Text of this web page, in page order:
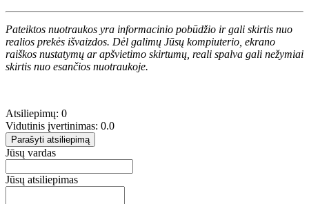
Pateiktos nuotraukos yra informacinio pobūdžio ir gali skirtis nuo
realios prekės išvaizdos. Dėl galimų Jūsų kompiuterio, ekrano
raiškos nustatymų ar apšvietimo skirtumų, reali spalva gali nežymiai
skirtis nuo esančios nuotraukoje.
Atsiliepimų: 0
Vidutinis įvertinimas: 0.0
Parašyti atsiliepimą
Jūsų vardas
Jūsų atsiliepimas